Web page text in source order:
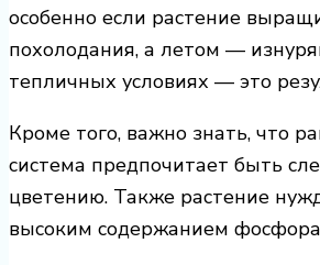
особенно если растение
похолодания, а летом —
тепличных условиях — это
Кроме того, важно знать, что
система предпочитает быть
цветению. Также растение
высоким содержанием